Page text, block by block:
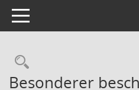
Toggle navigation
Besonderer